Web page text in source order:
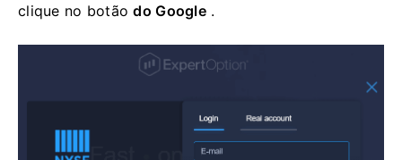
clique no botãodo Google .